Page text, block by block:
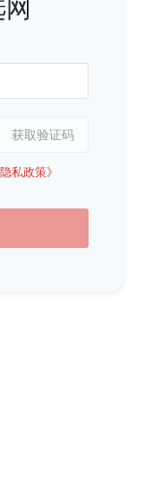
获取验证码
隐私政策》